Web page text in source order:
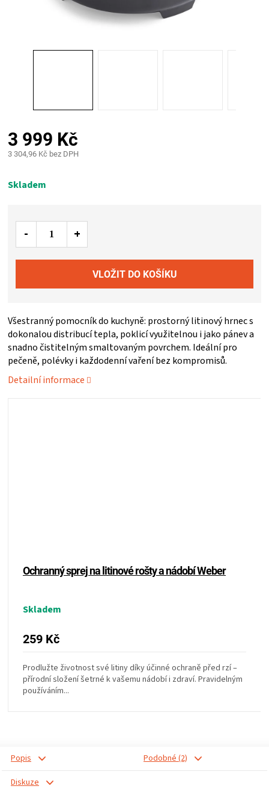
NÁDOBÍ
NA
ZRÁNÍ
MASA
VENKOVNÍ
KUCHYNĚ
VÍNO
DÁRKOVÉ
POUKAZY
ZNAČKY
3 999 Kč
3 304,96 Kč bez DPH
cena:
Skladem
Všestranný pomocník do kuchyně: prostorný litinový hrnec s
dokonalou distribucí tepla, poklicí využitelnou i jako pánev a
snadno čistitelným smaltovaným povrchem. Ideální pro
pečeně, polévky i každodenní vaření bez kompromisů.
Detailní informace
Ochranný sprej na litinové rošty a nádobí Weber
Skladem
259 Kč
Prodlužte životnost své litiny díky účinné ochraně před rzí –
přírodní složení šetrné k vašemu nádobí i zdraví. Pravidelným
používáním...
Popis
Podobné (2)
Diskuze